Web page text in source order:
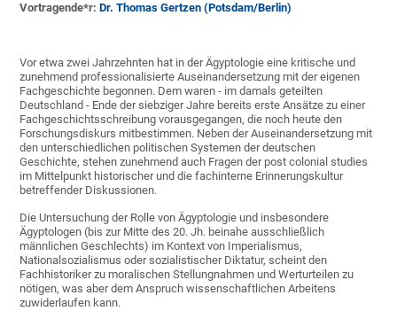
Vortragende*r: Dr. Thomas Gertzen (Potsdam/Berlin)
Vor etwa zwei Jahrzehnten hat in der Ägyptologie eine kritische und
zunehmend professionalisierte Auseinandersetzung mit der eigenen
Fachgeschichte begonnen. Dem waren - im damals geteilten
Deutschland - Ende der siebziger Jahre bereits erste Ansätze zu einer
Fachgeschichtsschreibung vorausgegangen, die noch heute den
Forschungsdiskurs mitbestimmen. Neben der Auseinandersetzung mit
den unterschiedlichen politischen Systemen der deutschen
Geschichte, stehen zunehmend auch Fragen der post colonial studies
im Mittelpunkt historischer und die fachinterne Erinnerungskultur
betreffender Diskussionen.
Die Untersuchung der Rolle von Ägyptologie und insbesondere
Ägyptologen (bis zur Mitte des 20. Jh. beinahe ausschließlich
männlichen Geschlechts) im Kontext von Imperialismus,
Nationalsozialismus oder sozialistischer Diktatur, scheint den
Fachhistoriker zu moralischen Stellungnahmen und Werturteilen zu
nötigen, was aber dem Anspruch wissenschaftlichen Arbeitens
zuwiderlaufen kann.